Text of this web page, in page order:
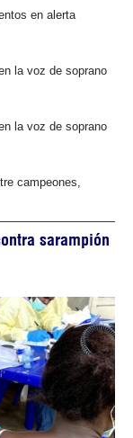
en alerta
la voz de soprano
la voz de soprano
campeones,
sarampión